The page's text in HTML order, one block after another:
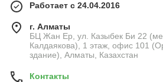
Работает с 24.04.2016
г. Алматы
БЦ Жан Ер, ул. Казыбек Би 22
Калдаякова), 1 этаж, офис 101
здание), Алматы, Казахстан
Контакты